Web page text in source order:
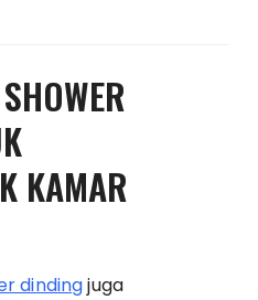
KAMAR
dindingjuga